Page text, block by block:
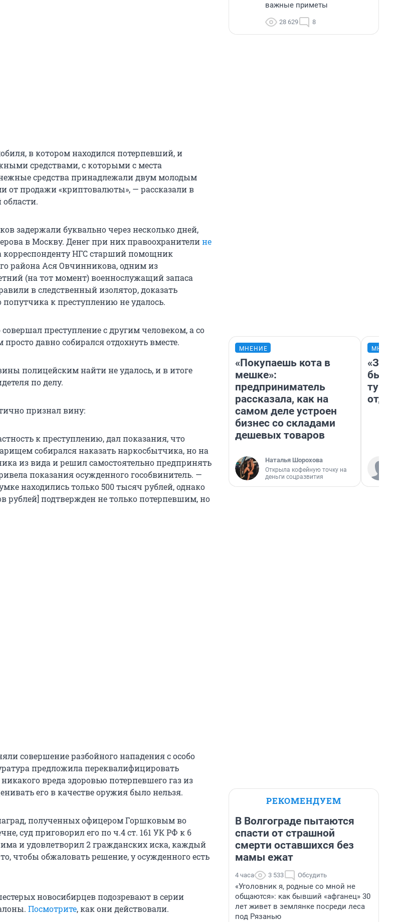
в котором находился потерпевший, и
средствами, с которыми с места
средства принадлежали двум молодым
продажи «криптовалюты», — рассказали в
задержали буквально через несколько дней,
в Москву. Денег при них правоохранителине
корреспонденту НГС старший помощник
района Ася Овчинникова, одним из
(на тот момент) военнослужащий запаса
в следственный изолятор, доказать
попутчика к преступлению не удалось.
преступление с другим человеком, а со
давно собирался отдохнуть вместе.
полицейским найти не удалось, и в итоге
по делу.
признал вину:
к преступлению, дал показания, что
собирался наказать наркосбытчика, но на
из вида и решил самостоятельно предпринять
показания осужденного гособвинитель. —
находились только 500 тысяч рублей, однако
рублей] подтвержден не только потерпевшим, но
совершение разбойного нападения с особо
предложила переквалифицировать
вреда здоровью потерпевшего газ из
его в качестве оружия было нельзя.
полученных офицером Горшковым во
суд приговорил его по ч.4 ст. 161 УК РФ к 6
и удовлетворил 2 гражданских иска, каждый
чтобы обжаловать решение, у осужденного есть
новосибирцев подозревают в серии
Посмотрите, как они действовали.
важные приметы
28 629 8
МНЕНИЕ
«Покупаешь кота в
мешке»:
предприниматель
рассказала, как на
самом деле устроен
бизнес со складами
дешевых товаров
Наталья Шорохова
Открыла кофейную точку на
деньги соцразвития
«За
были
РЕКОМЕНДУЕМ
В Волгограде пытаются
спасти от страшной
смерти оставшихся без
мамы ежат
4 часа 3 533 Обсудить
«Уголовник я, родные со мной не
общаются»: как бывший «афганец» 30
лет живет в землянке посреди леса
под Рязанью